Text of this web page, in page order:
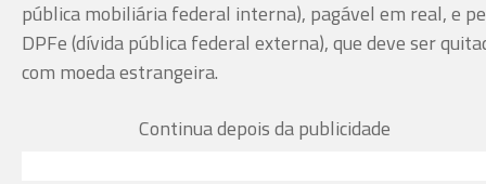
pública mobiliária federal interna), pagável em real, e
DPFe (dívida pública federal externa), que deve ser
com moeda estrangeira.
Continua depois da publicidade